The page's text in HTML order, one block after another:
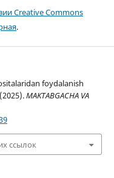
Creative Commons
.
foydalanish
MAKTABGACHA VA
ссылок